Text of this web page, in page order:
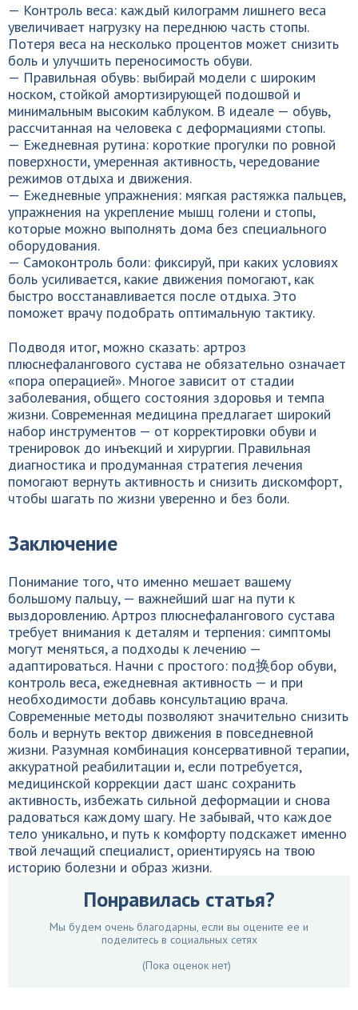
— Контроль веса: каждый килограмм лишнего веса
увеличивает нагрузку на переднюю часть стопы.
Потеря веса на несколько процентов может снизить
боль и улучшить переносимость обуви.
— Правильная обувь: выбирай модели с широким
носком, стойкой амортизирующей подошвой и
минимальным высоким каблуком. В идеале — обувь,
рассчитанная на человека с деформациями стопы.
— Ежедневная рутина: короткие прогулки по ровной
поверхности, умеренная активность, чередование
режимов отдыха и движения.
— Ежедневные упражнения: мягкая растяжка пальцев,
упражнения на укрепление мышц голени и стопы,
которые можно выполнять дома без специального
оборудования.
— Самоконтроль боли: фиксируй, при каких условиях
боль усиливается, какие движения помогают, как
быстро восстанавливается после отдыха. Это
поможет врачу подобрать оптимальную тактику.
Подводя итог, можно сказать: артроз
плюснефалангового сустава не обязательно означает
«пора операцией». Многое зависит от стадии
заболевания, общего состояния здоровья и темпа
жизни. Современная медицина предлагает широкий
набор инструментов — от корректировки обуви и
тренировок до инъекций и хирургии. Правильная
диагностика и продуманная стратегия лечения
помогают вернуть активность и снизить дискомфорт,
чтобы шагать по жизни уверенно и без боли.
Заключение
Понимание того, что именно мешает вашему
большому пальцу, — важнейший шаг на пути к
выздоровлению. Артроз плюснефалангового сустава
требует внимания к деталям и терпения: симптомы
могут меняться, а подходы к лечению —
адаптироваться. Начни с простого: под换бор обуви,
контроль веса, ежедневная активность — и при
необходимости добавь консультацию врача.
Современные методы позволяют значительно снизить
боль и вернуть вектор движения в повседневной
жизни. Разумная комбинация консервативной терапии,
аккуратной реабилитации и, если потребуется,
медицинской коррекции даст шанс сохранить
активность, избежать сильной деформации и снова
радоваться каждому шагу. Не забывай, что каждое
тело уникально, и путь к комфорту подскажет именно
твой лечащий специалист, ориентируясь на твою
историю болезни и образ жизни.
Понравилась статья?
Мы будем очень благодарны, если вы оцените ее и
поделитесь в социальных сетях
(Пока оценок нет)